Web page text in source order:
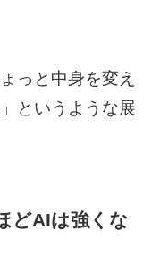
っと中身を変え
というような展
どAIは強くな